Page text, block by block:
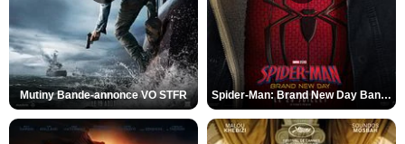
Mutiny Bande-annonce VO STFR Spider-Man: Brand New Day Bande-annonce VO STFR